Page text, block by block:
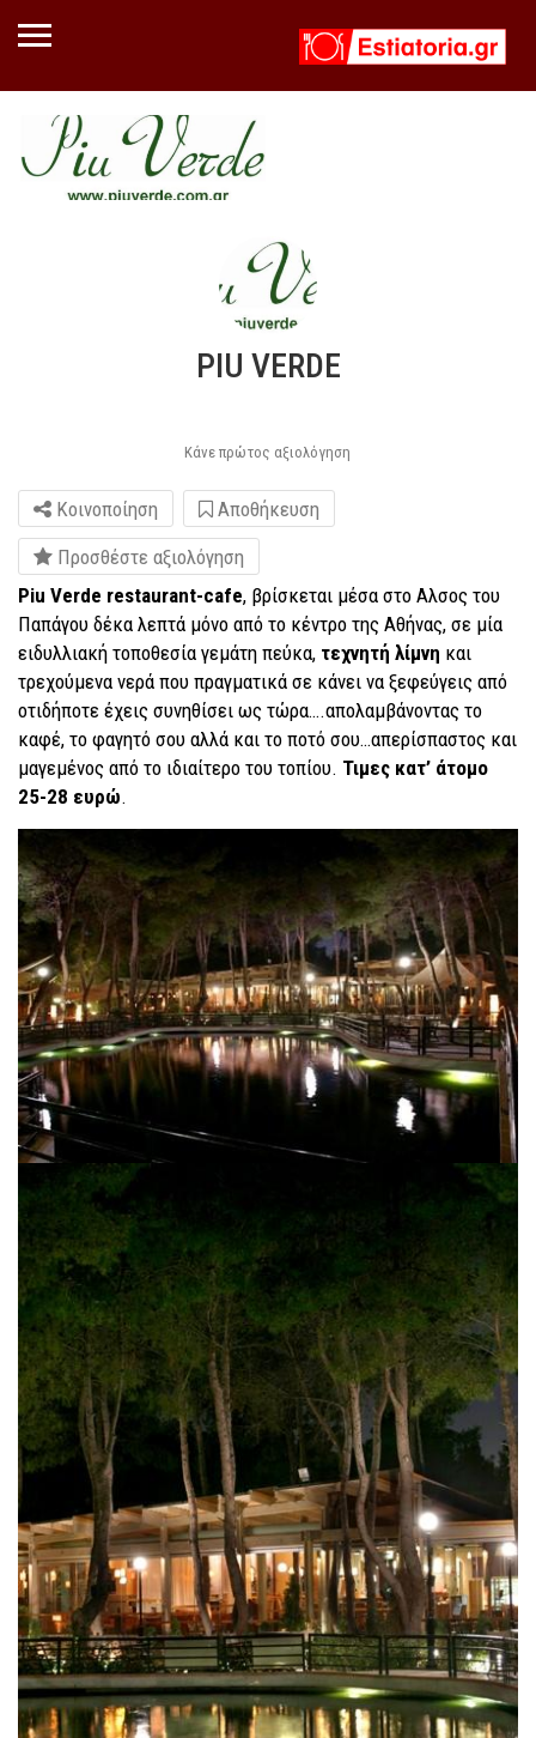
PIU VERDE
Κάνε πρώτος αξιολόγηση
Κοινοποίηση
Αποθήκευση
Προσθέστε αξιολόγηση
Piu Verde restaurant-cafe, βρίσκεται μέσα στο Αλσος του
Παπάγου δέκα λεπτά μόνο από το κέντρο της Αθήνας, σε μία
ειδυλλιακή τοποθεσία γεμάτη πεύκα, τεχνητή λίμνη και
τρεχούμενα νερά που πραγματικά σε κάνει να ξεφεύγεις από
οτιδήποτε έχεις συνηθίσει ως τώρα….απολαμβάνοντας το
καφέ, το φαγητό σου αλλά και το ποτό σου…απερίσπαστος και
μαγεμένος από το ιδιαίτερο του τοπίου. Τιμες κατ’ άτομο
25-28 ευρώ.